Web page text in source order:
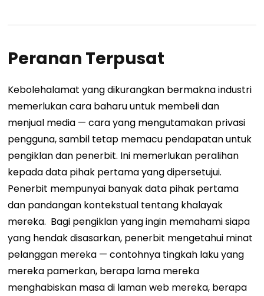
Peranan Terpusat
Kebolehalamat yang dikurangkan bermakna industri
memerlukan cara baharu untuk membeli dan
menjual media — cara yang mengutamakan privasi
pengguna, sambil tetap memacu pendapatan untuk
pengiklan dan penerbit. Ini memerlukan peralihan
kepada data pihak pertama yang dipersetujui.
Penerbit mempunyai banyak data pihak pertama
dan pandangan kontekstual tentang khalayak
mereka. Bagi pengiklan yang ingin memahami siapa
yang hendak disasarkan, penerbit mengetahui minat
pelanggan mereka — contohnya tingkah laku yang
mereka pamerkan, berapa lama mereka
menghabiskan masa di laman web mereka, berapa